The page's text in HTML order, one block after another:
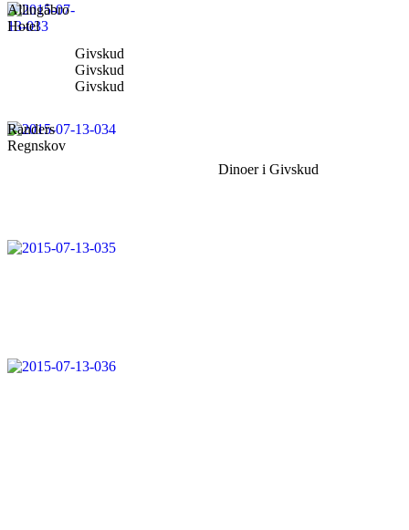
Allingåbro
Hotel
Randers
Regnskov
Givskud
Givskud
Givskud
Dinoer i Givskud